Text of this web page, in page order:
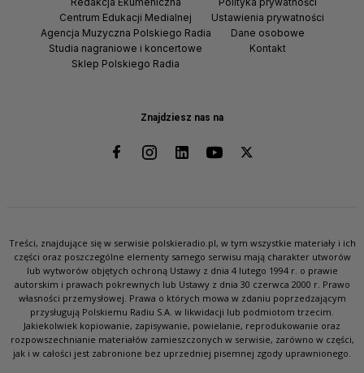
Znajdziesz nas na
Centrum Edukacji Medialnej
Agencja Muzyczna Polskiego Radia
Studia nagraniowe i koncertowe
Sklep Polskiego Radia
Ustawienia prywatności
Dane osobowe
Kontakt
Treści, znajdujące się w serwisie polskieradio.pl, w tym wszystkie materiały i ich
części oraz poszczególne elementy samego serwisu mają charakter utworów
lub wytworów objętych ochroną Ustawy z dnia 4 lutego 1994 r. o prawie
autorskim i prawach pokrewnych lub Ustawy z dnia 30 czerwca 2000 r. Prawo
własności przemysłowej. Prawa o których mowa w zdaniu poprzedzającym
przysługują Polskiemu Radiu S.A. w likwidacji lub podmiotom trzecim.
Jakiekolwiek kopiowanie, zapisywanie, powielanie, reprodukowanie oraz
rozpowszechnianie materiałów zamieszczonych w serwisie, zarówno w części,
jak i w całości jest zabronione bez uprzedniej pisemnej zgody uprawnionego.